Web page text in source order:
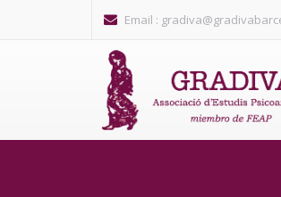
Vés al contingut Email :